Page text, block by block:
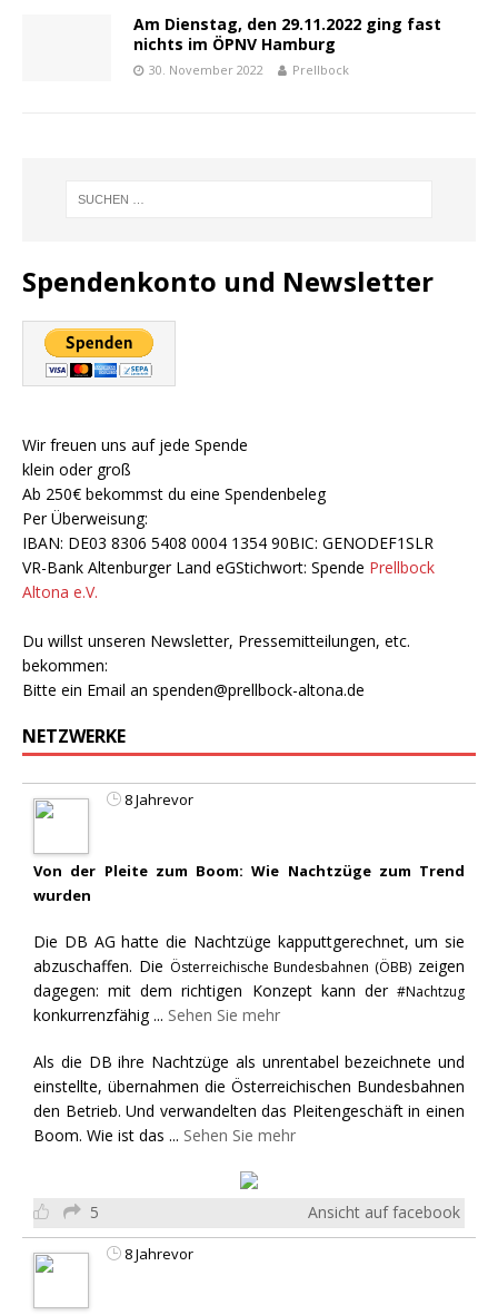
Am Dienstag, den 29.11.2022 ging fast
nichts im ÖPNV Hamburg
30. November 2022 Prellbock
Spendenkonto und Newsletter
Wir freuen uns auf jede Spende
klein oder groß
Ab 250€ bekommst du eine Spendenbeleg
Per Überweisung:
IBAN: DE03 8306 5408 0004 1354 90BIC: GENODEF1SLR
VR-Bank Altenburger Land eGStichwort: Spende Prellbock
Altona e.V.
Du willst unseren Newsletter, Pressemitteilungen, etc.
bekommen:
Bitte ein Email an spenden@prellbock-altona.de
NETZWERKE
8 Jahrevor
Von der Pleite zum Boom: Wie Nachtzüge zum Trend
wurden
Die DB AG hatte die Nachtzüge kapputtgerechnet, um sie
abzuschaffen. Die Österreichische Bundesbahnen (ÖBB) zeigen
dagegen: mit dem richtigen Konzept kann der #Nachtzug
konkurrenzfähig ... Sehen Sie mehr
Als die DB ihre Nachtzüge als unrentabel bezeichnete und
einstellte, übernahmen die Österreichischen Bundesbahnen
den Betrieb. Und verwandelten das Pleitengeschäft in einen
Boom. Wie ist das ... Sehen Sie mehr
5 Ansicht auf facebook
8 Jahrevor